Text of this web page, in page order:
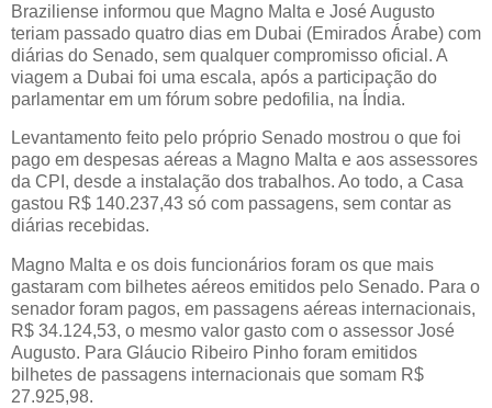
Braziliense informou que Magno Malta e José Augusto
teriam passado quatro dias em Dubai (Emirados Árabe) com
diárias do Senado, sem qualquer compromisso oficial. A
viagem a Dubai foi uma escala, após a participação do
parlamentar em um fórum sobre pedofilia, na Índia.
Levantamento feito pelo próprio Senado mostrou o que foi
pago em despesas aéreas a Magno Malta e aos assessores
da CPI, desde a instalação dos trabalhos. Ao todo, a Casa
gastou R$ 140.237,43 só com passagens, sem contar as
diárias recebidas.
Magno Malta e os dois funcionários foram os que mais
gastaram com bilhetes aéreos emitidos pelo Senado. Para o
senador foram pagos, em passagens aéreas internacionais,
R$ 34.124,53, o mesmo valor gasto com o assessor José
Augusto. Para Gláucio Ribeiro Pinho foram emitidos
bilhetes de passagens internacionais que somam R$
27.925,98.